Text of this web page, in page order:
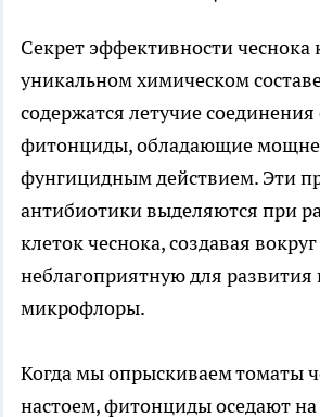
Секрет эффективности чеснока
уникальном химическом
содержатся летучие
фитонциды, обладающие
фунгицидным действием. Эти
антибиотики выделяются при
клеток чеснока, создавая
неблагоприятную для развития
микрофлоры.
Когда мы опрыскиваем томаты
настоем, фитонциды оседают